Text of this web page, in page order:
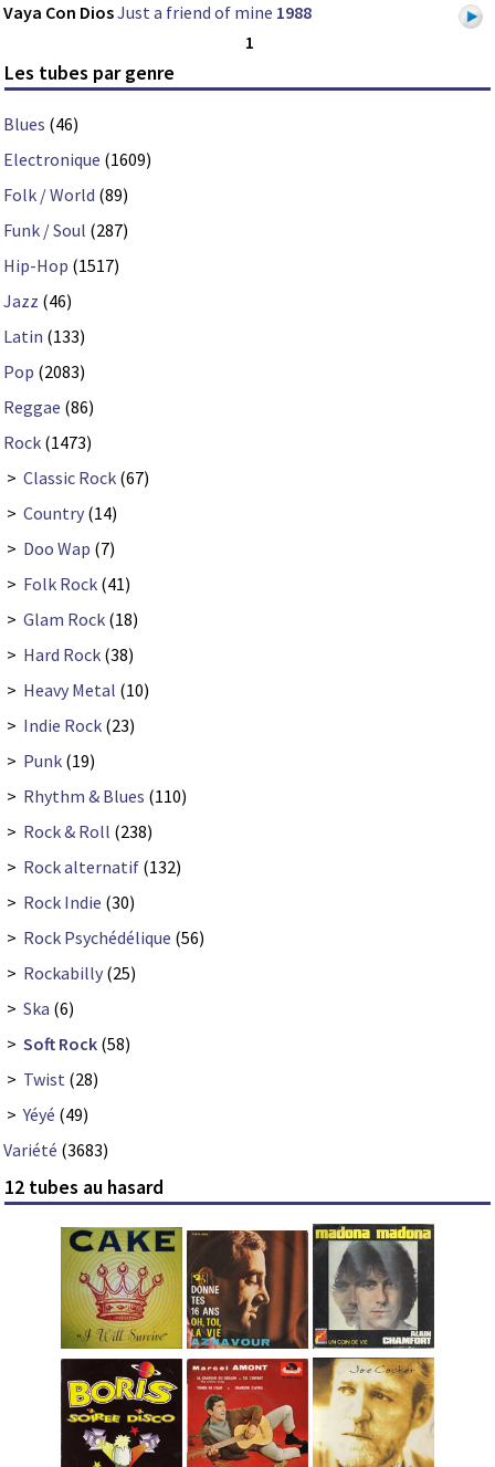
Vaya Con DiosJust a friend of mine 1988
1
Les tubes par genre
Blues (46)
Electronique (1609)
Folk / World (89)
Funk / Soul (287)
Hip-Hop (1517)
Jazz (46)
Latin (133)
Pop (2083)
Reggae (86)
Rock (1473)
> Classic Rock (67)
> Country (14)
> Doo Wap (7)
> Folk Rock (41)
> Glam Rock (18)
> Hard Rock (38)
> Heavy Metal (10)
> Indie Rock (23)
> Punk (19)
> Rhythm & Blues (110)
> Rock & Roll (238)
> Rock alternatif (132)
> Rock Indie (30)
> Rock Psychédélique (56)
> Rockabilly (25)
> Ska (6)
> Soft Rock (58)
> Twist (28)
>Yéyé (49)
Variété (3683)
12 tubes au hasard